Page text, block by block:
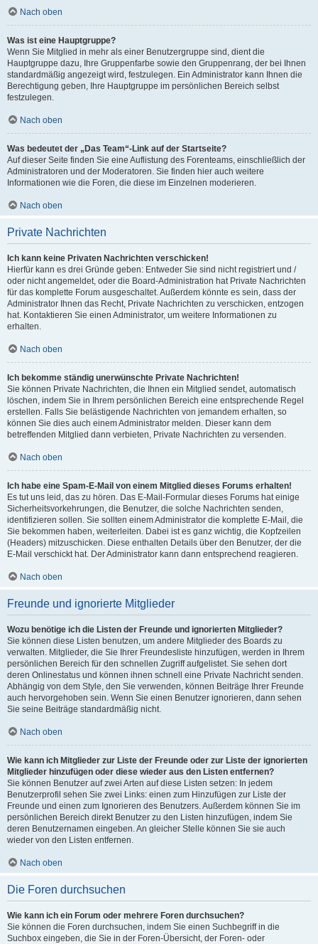
Nach oben
Was ist eine Hauptgruppe?
Wenn Sie Mitglied in mehr als einer Benutzergruppe sind, dient die
Hauptgruppe dazu, Ihre Gruppenfarbe sowie den Gruppenrang, der bei Ihnen
standardmäßig angezeigt wird, festzulegen. Ein Administrator kann Ihnen die
Berechtigung geben, Ihre Hauptgruppe im persönlichen Bereich selbst
festzulegen.
Nach oben
Was bedeutet der „Das Team“-Link auf der Startseite?
Auf dieser Seite finden Sie eine Auflistung des Forenteams, einschließlich der
Administratoren und der Moderatoren. Sie finden hier auch weitere
Informationen wie die Foren, die diese im Einzelnen moderieren.
Nach oben
Private Nachrichten
Ich kann keine Privaten Nachrichten verschicken!
Hierfür kann es drei Gründe geben: Entweder Sie sind nicht registriert und /
oder nicht angemeldet, oder die Board-Administration hat Private Nachrichten
für das komplette Forum ausgeschaltet. Außerdem könnte es sein, dass der
Administrator Ihnen das Recht, Private Nachrichten zu verschicken, entzogen
hat. Kontaktieren Sie einen Administrator, um weitere Informationen zu
erhalten.
Nach oben
Ich bekomme ständig unerwünschte Private Nachrichten!
Sie können Private Nachrichten, die Ihnen ein Mitglied sendet, automatisch
löschen, indem Sie in Ihrem persönlichen Bereich eine entsprechende Regel
erstellen. Falls Sie belästigende Nachrichten von jemandem erhalten, so
können Sie dies auch einem Administrator melden. Dieser kann dem
betreffenden Mitglied dann verbieten, Private Nachrichten zu versenden.
Nach oben
Ich habe eine Spam-E-Mail von einem Mitglied dieses Forums erhalten!
Es tut uns leid, das zu hören. Das E-Mail-Formular dieses Forums hat einige
Sicherheitsvorkehrungen, die Benutzer, die solche Nachrichten senden,
identifizieren sollen. Sie sollten einem Administrator die komplette E-Mail, die
Sie bekommen haben, weiterleiten. Dabei ist es ganz wichtig, die Kopfzeilen
(Headers) mitzuschicken. Diese enthalten Details über den Benutzer, der die
E-Mail verschickt hat. Der Administrator kann dann entsprechend reagieren.
Nach oben
Freunde und ignorierte Mitglieder
Wozu benötige ich die Listen der Freunde und ignorierten Mitglieder?
Sie können diese Listen benutzen, um andere Mitglieder des Boards zu
verwalten. Mitglieder, die Sie Ihrer Freundesliste hinzufügen, werden in Ihrem
persönlichen Bereich für den schnellen Zugriff aufgelistet. Sie sehen dort
deren Onlinestatus und können ihnen schnell eine Private Nachricht senden.
Abhängig von dem Style, den Sie verwenden, können Beiträge Ihrer Freunde
auch hervorgehoben sein. Wenn Sie einen Benutzer ignorieren, dann sehen
Sie seine Beiträge standardmäßig nicht.
Nach oben
Wie kann ich Mitglieder zur Liste der Freunde oder zur Liste der ignorierten
Mitglieder hinzufügen oder diese wieder aus den Listen entfernen?
Sie können Benutzer auf zwei Arten auf diese Listen setzen: In jedem
Benutzerprofil sehen Sie zwei Links: einen zum Hinzufügen zur Liste der
Freunde und einen zum Ignorieren des Benutzers. Außerdem können Sie im
persönlichen Bereich direkt Benutzer zu den Listen hinzufügen, indem Sie
deren Benutzernamen eingeben. An gleicher Stelle können Sie sie auch
wieder von den Listen entfernen.
Nach oben
Die Foren durchsuchen
Wie kann ich ein Forum oder mehrere Foren durchsuchen?
Sie können die Foren durchsuchen, indem Sie einen Suchbegriff in die
Suchbox eingeben, die Sie in der Foren-Übersicht, der Foren- oder